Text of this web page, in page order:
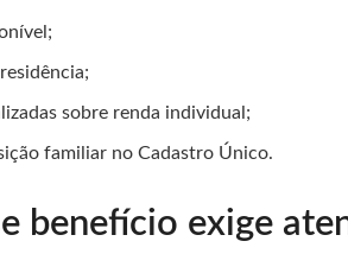
sobre renda individual;
familiar no Cadastro Único.
benefício exige